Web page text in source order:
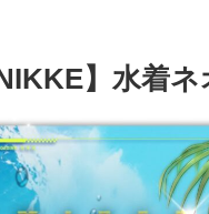
】水着